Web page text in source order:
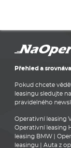
Přehled a
Pokud chcete
leasingu sledujte
pravidelného
Operativní leasing
Operativní leasing
leasing BMW
leasingu
Auta z